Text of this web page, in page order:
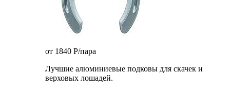
от 1840 P/пара
Лучшие алюминиевые подковы для скачек и
верховых лошадей.